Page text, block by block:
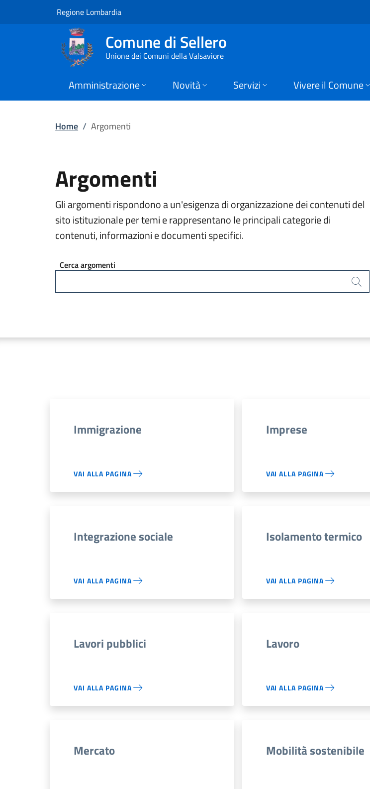
Vai al contenuto principale
Argomenti | Comune di Sellero
Regione Lombardia
Comune di Sellero
Unione dei Comuni della Valsaviore
Amministrazione Novità Servizi Vivere il Comune
Home / Argomenti
Argomenti
Gli argomenti rispondono a un'esigenza di organizzazione dei contenuti del
sito istituzionale per temi e rappresentano le principali categorie di
contenuti, informazioni e documenti specifici.
Cerca argomenti
Cerca
Immigrazione
VAI ALLA PAGINA
Imprese
VAI ALLA PAGINA
Integrazione sociale
VAI ALLA PAGINA
Isolamento termico
VAI ALLA PAGINA
Lavori pubblici
VAI ALLA PAGINA
Lavoro
VAI ALLA PAGINA
Mercato Mobilità sostenibile